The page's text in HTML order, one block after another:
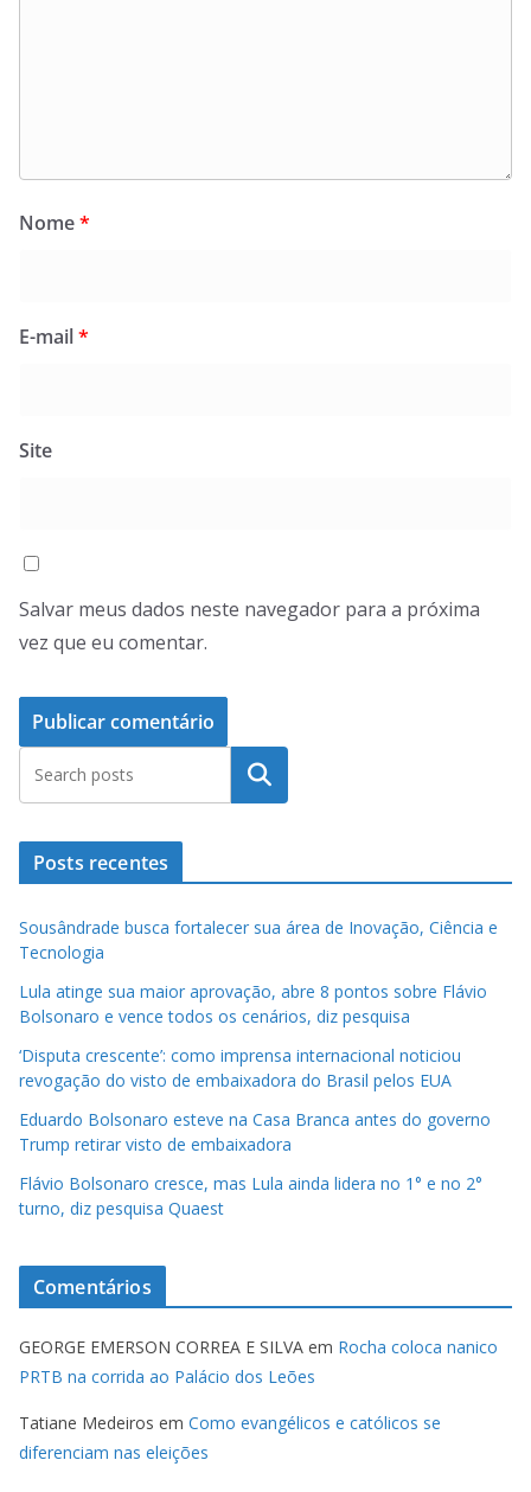
Nome*
E-mail*
Site
Salvar meus dados neste navegador para a próxima
vez que eu comentar.
Pesquisar
Posts recentes
Sousândrade busca fortalecer sua área de Inovação, Ciência e
Tecnologia
Lula atinge sua maior aprovação, abre 8 pontos sobre Flávio
Bolsonaro e vence todos os cenários, diz pesquisa
‘Disputa crescente’: como imprensa internacional noticiou
revogação do visto de embaixadora do Brasil pelos EUA
Eduardo Bolsonaro esteve na Casa Branca antes do governo
Trump retirar visto de embaixadora
Flávio Bolsonaro cresce, mas Lula ainda lidera no 1° e no 2°
turno, diz pesquisa Quaest
Comentários
GEORGE EMERSON CORREA E SILVA em Rocha coloca nanico
PRTB na corrida ao Palácio dos Leões
Tatiane Medeiros em Como evangélicos e católicos se
diferenciam nas eleições